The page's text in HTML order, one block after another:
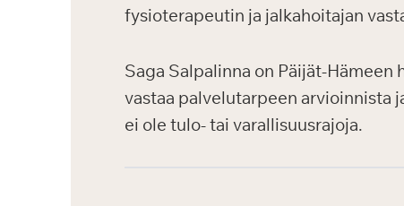
fysioterapeutin ja jalkahoitajan
Saga Salpalinna on Päijät-
vastaa palvelutarpeen arvioinnista
ei ole tulo- tai varallisuusrajoja.